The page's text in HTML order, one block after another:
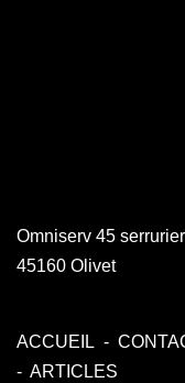
Omniserv 45
45160 Olivet
ACCUEIL -
- ARTICLES